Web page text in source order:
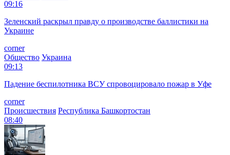
09:16
Зеленский раскрыл правду о производстве баллистики на
Украине
corner
Общество Украина
09:13
Падение беспилотника ВСУ спровоцировало пожар в Уфе
corner
Происшествия Республика Башкортостан
08:40